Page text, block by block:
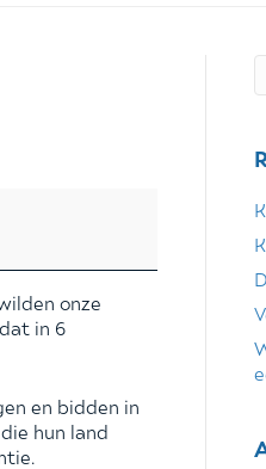
onze
in 6
en bidden in
hun land